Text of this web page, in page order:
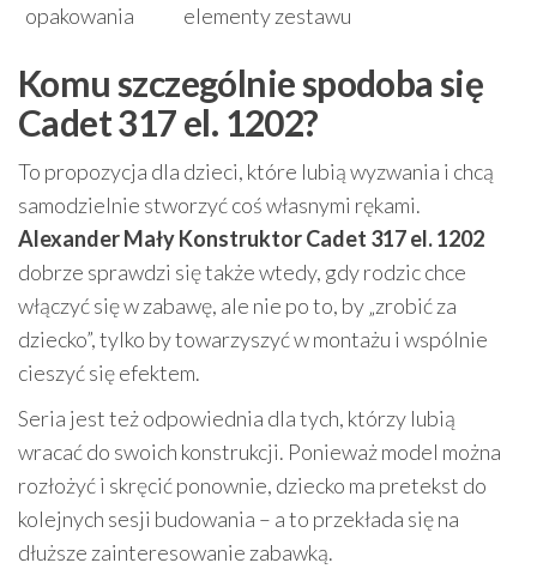
opakowania
elementy zestawu
Komu szczególnie spodoba się
Cadet 317 el. 1202?
To propozycja dla dzieci, które lubią wyzwania i chcą
samodzielnie stworzyć coś własnymi rękami.
Alexander Mały Konstruktor Cadet 317 el. 1202
dobrze sprawdzi się także wtedy, gdy rodzic chce
włączyć się w zabawę, ale nie po to, by „zrobić za
dziecko”, tylko by towarzyszyć w montażu i wspólnie
cieszyć się efektem.
Seria jest też odpowiednia dla tych, którzy lubią
wracać do swoich konstrukcji. Ponieważ model można
rozłożyć i skręcić ponownie, dziecko ma pretekst do
kolejnych sesji budowania – a to przekłada się na
dłuższe zainteresowanie zabawką.